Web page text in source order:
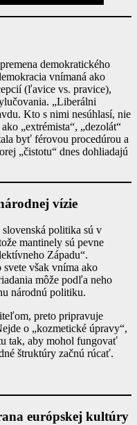
demokratického
vnímaná ako
(ľavice vs. pravice),
„Liberálni
Kto s nimi nesúhlasí, nie
„extrémista“, „dezolát“
byť férovou procedúrou a
„čistotu“ dnes dohliadajú
vízie
slovenská politika sú v
mantinely sú pevne
Západu“.
však vníma ako
môže podľa neho
národnú politiku.
preto pripravuje
o „kozmetické úpravy“,
tak, aby mohol fungovať
štruktúry začnú rúcať.
európskej kultúry